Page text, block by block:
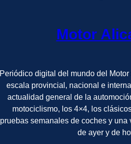
Motor
Periódico digital del mundo del
escala provincial, nacional e
actualidad general de la
motociclismo, los 4×4, los
pruebas semanales de coches y
de ayer y de